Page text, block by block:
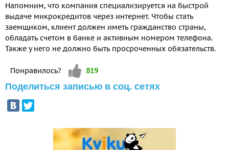
Напомним, что компания специализируется на быстрой
выдаче микрокредитов через интернет. Чтобы стать
заемщиком, клиент должен иметь гражданство страны,
обладать счетом в банке и активным номером телефона.
Также у него не должно быть просроченных обязательств.
Понравилось? Vote up!
819
Поделиться записью в соц. сетях